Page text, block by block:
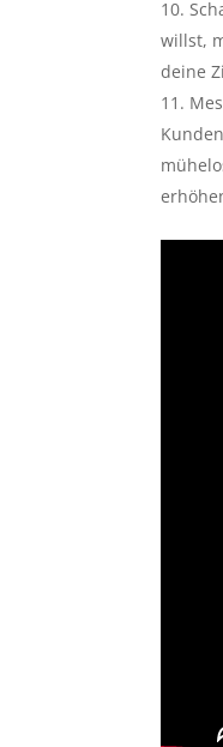
willst,
deine